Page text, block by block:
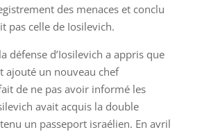
des menaces et conclu
pas celle de Iosilevich.
défense d’Iosilevich a appris que
ajouté un nouveau chef
de ne pas avoir informé les
avait acquis la double
un passeport israélien. En avril